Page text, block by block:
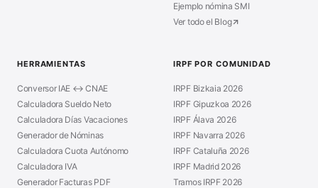
Ejemplo nómina SMI
Ver todo el Blog
HERRAMIENTAS
Conversor IAE ↔ CNAE
Calculadora Sueldo Neto
Calculadora Días Vacaciones
Generador de Nóminas
Calculadora Cuota Autónomo
Calculadora IVA
Generador Facturas PDF
IRPF POR COMUNIDAD
IRPF Bizkaia 2026
IRPF Gipuzkoa 2026
IRPF Álava 2026
IRPF Navarra 2026
IRPF Cataluña 2026
IRPF Madrid 2026
Tramos IRPF 2026